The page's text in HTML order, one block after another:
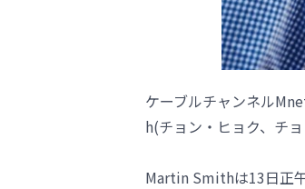
ケーブルチャンネル
h(チョン・ヒョク、チ
Martin Smithは13日正